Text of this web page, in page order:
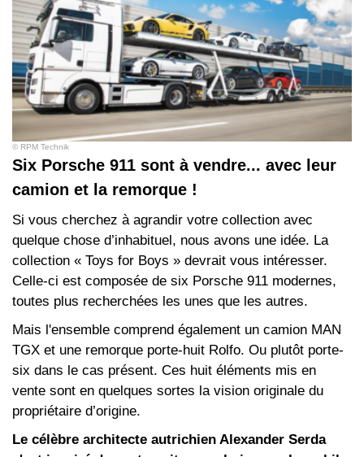
© RPM Technik
Six Porsche 911 sont à vendre... avec leur
camion et la remorque !
Si vous cherchez à agrandir votre collection avec
quelque chose d’inhabituel, nous avons une idée. La
collection « Toys for Boys » devrait vous intéresser.
Celle-ci est composée de six Porsche 911 modernes,
toutes plus recherchées les unes que les autres.
Mais l'ensemble comprend également un camion MAN
TGX et une remorque porte-huit Rolfo. Ou plutôt porte-
six dans le cas présent. Ces huit éléments mis en
vente sont en quelques sortes la vision originale du
propriétaire d’origine.
Le célèbre architecte autrichien Alexander Serda